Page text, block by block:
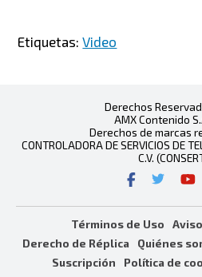
Etiquetas:Video
Derechos
AMX Contenido
Derechos de marcas
CONTROLADORA DE SERVICIOS DE
C.V.
Términos de Uso
Derecho de Réplica
Quiénes
Suscripción
Política de